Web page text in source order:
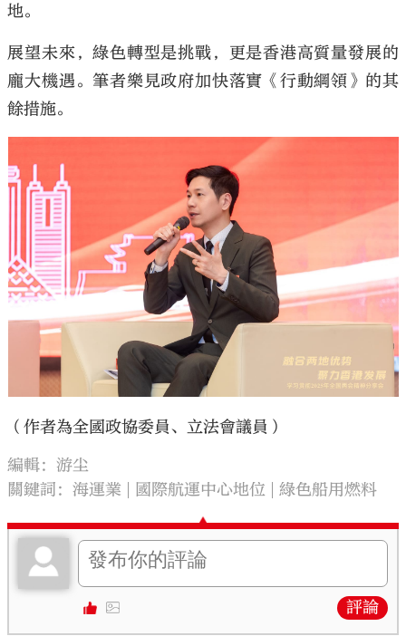
地。
展望未來，綠色轉型是挑戰，更是香港高質量發展的
龐大機遇。筆者樂見政府加快落實《行動綱領》的其
餘措施。
（作者為全國政協委員、立法會議員）
編輯：游尘
關鍵詞：海運業 國際航運中心地位 綠色船用燃料
評論